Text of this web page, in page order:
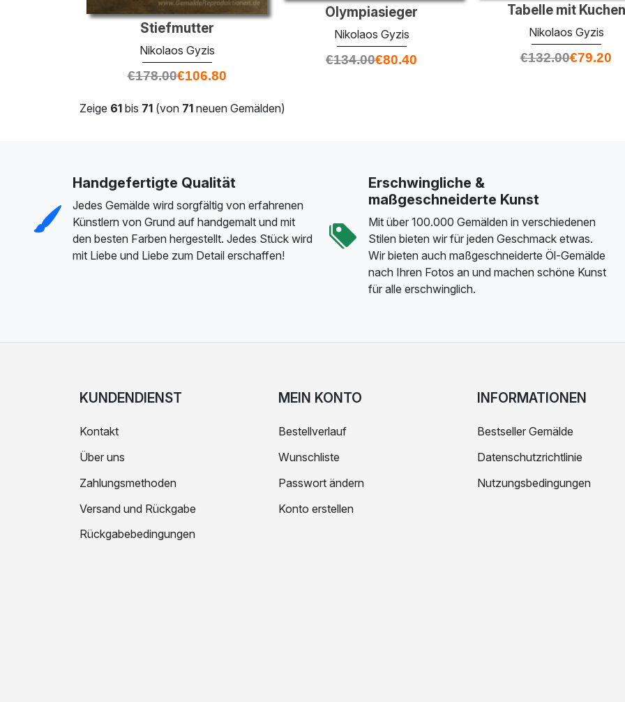
Stiefmutter
Nikolaos Gyzis
€178.00€106.80
Tabelle mit Kuchen
Nikolaos Gyzis
€132.00€79.20
Olympiasieger
Nikolaos Gyzis
€134.00€80.40
Zeige 61 bis 71 (von 71 neuen Gemälden)
Handgefertigte Qualität
Jedes Gemälde wird sorgfältig von erfahrenen
Künstlern von Grund auf handgemalt und mit
den besten Farben hergestellt. Jedes Stück wird
mit Liebe und Liebe zum Detail erschaffen!
Erschwingliche &
maßgeschneiderte Kunst
Mit über 100.000 Gemälden in verschiedenen
Stilen bieten wir für jeden Geschmack etwas.
Wir bieten auch maßgeschneiderte Öl-Gemälde
nach Ihren Fotos an und machen schöne Kunst
für alle erschwinglich.
KUNDENDIENST
Kontakt
Über uns
Zahlungsmethoden
Versand und Rückgabe
Rückgabebedingungen
MEIN KONTO
Bestellverlauf
Wunschliste
Passwort ändern
Konto erstellen
INFORMATIONEN
Bestseller Gemälde
Datenschutzrichtlinie
Nutzungsbedingungen